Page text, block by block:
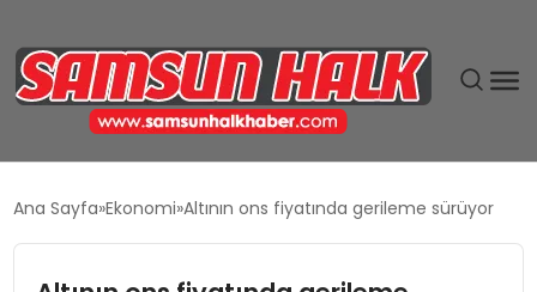
Ana Sayfa Ekonomi Altının ons fiyatında gerileme sürüyor